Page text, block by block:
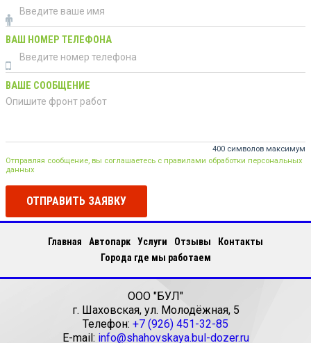
ВАШ НОМЕР ТЕЛЕФОНА
ВАШЕ СООБЩЕНИЕ
400 символов максимум
Отправляя сообщение, вы соглашаетесь с правилами обработки персональных
данных
ОТПРАВИТЬ ЗАЯВКУ
Главная Автопарк Услуги Отзывы
Контакты
Города где мы работаем
ООО "БУЛ"
г. Шаховская, ул. Молодёжная, 5
Телефон: +7 (926) 451-32-85
E-mail: info@shahovskaya.bul-dozer.ru